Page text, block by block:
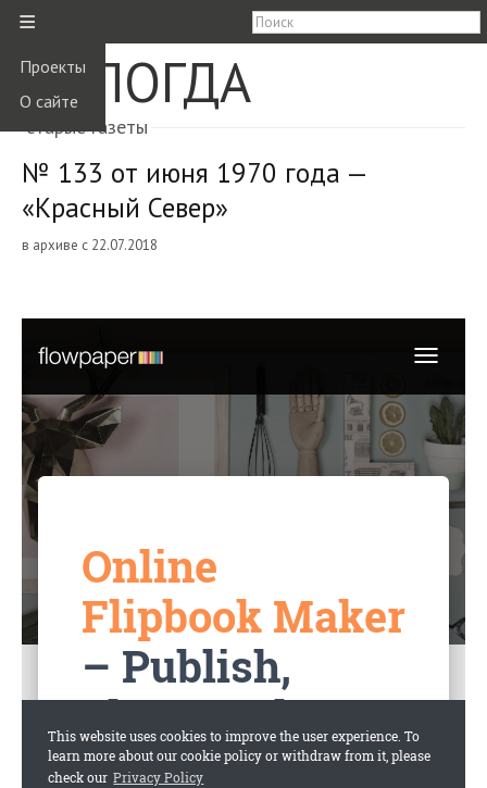
≡
Проекты
О сайте
ВОЛОГДА
старые газеты
№ 133 от июня 1970 года —
«Красный Север»
в архиве с 22.07.2018